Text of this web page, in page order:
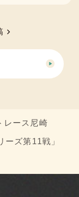
レース尼崎
ーズ第11戦」